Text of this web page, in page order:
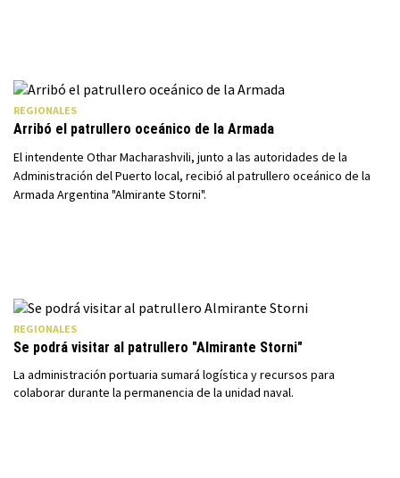
REGIONALES
Arribó el patrullero oceánico de la Armada
El intendente Othar Macharashvili, junto a las autoridades de la
Administración del Puerto local, recibió al patrullero oceánico de la
Armada Argentina "Almirante Storni".
REGIONALES
Se podrá visitar al patrullero "Almirante Storni"
La administración portuaria sumará logística y recursos para
colaborar durante la permanencia de la unidad naval.